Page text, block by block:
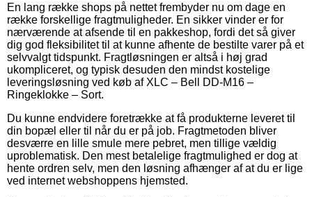
En lang række shops på nettet frembyder nu om dage en
række forskellige fragtmuligheder. En sikker vinder er for
nærværende at afsende til en pakkeshop, fordi det så giver
dig god fleksibilitet til at kunne afhente de bestilte varer på et
selvvalgt tidspunkt. Fragtløsningen er altså i høj grad
ukompliceret, og typisk desuden den mindst kostelige
leveringsløsning ved køb af XLC – Bell DD-M16 –
Ringeklokke – Sort.
Du kunne endvidere foretrække at få produkterne leveret til
din bopæl eller til når du er på job. Fragtmetoden bliver
desværre en lille smule mere pebret, men tillige vældig
uproblematisk. Den mest betalelige fragtmulighed er dog at
hente ordren selv, men den løsning afhænger af at du er lige
ved internet webshoppens hjemsted.